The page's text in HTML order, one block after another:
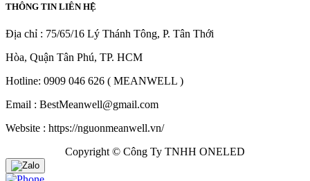
THÔNG TIN LIÊN HỆ
Địa chỉ : 75/65/16 Lý Thánh Tông, P. Tân Thới
Hòa, Quận Tân Phú, TP. HCM
Hotline: 0909 046 626 ( MEANWELL )
Email : BestMeanwell@gmail.com
Website : https://nguonmeanwell.vn/
Copyright © Công Ty TNHH ONELED